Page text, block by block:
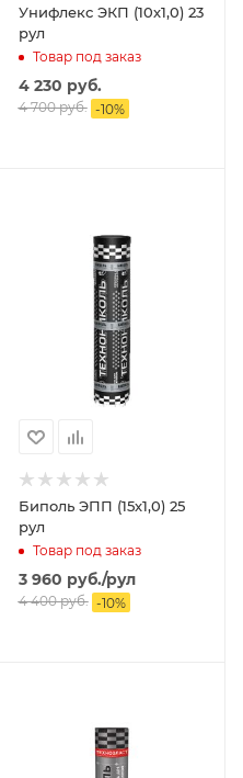
Унифлекс ЭКП (10х1,0) 23
рул
Товар под заказ
4 230 руб.
4 700руб. -10%
Биполь ЭПП (15х1,0) 25
рул
Товар под заказ
3 960 руб./рул
4 400руб. -10%